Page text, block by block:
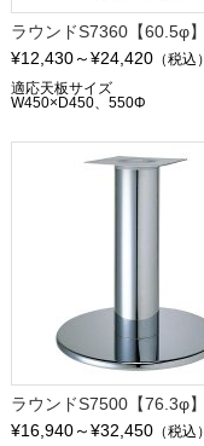
ラウンドS7360【60.5φ】
¥12,430～¥24,420（税込）
適応天板サイズ
W450×D450、550Φ
ラウンドS7500【76.3φ】
¥16,940～¥32,450（税込）